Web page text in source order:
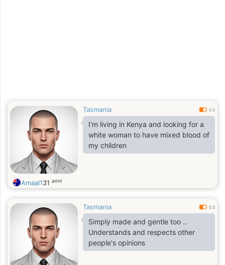
Tasmania 0.3
I'm living in Kenya and looking for a
white woman to have mixed blood of
my children
Amaal131 anni
Tasmania 0.3
Simply made and gentle too ..
Understands and respects other
people's opinions